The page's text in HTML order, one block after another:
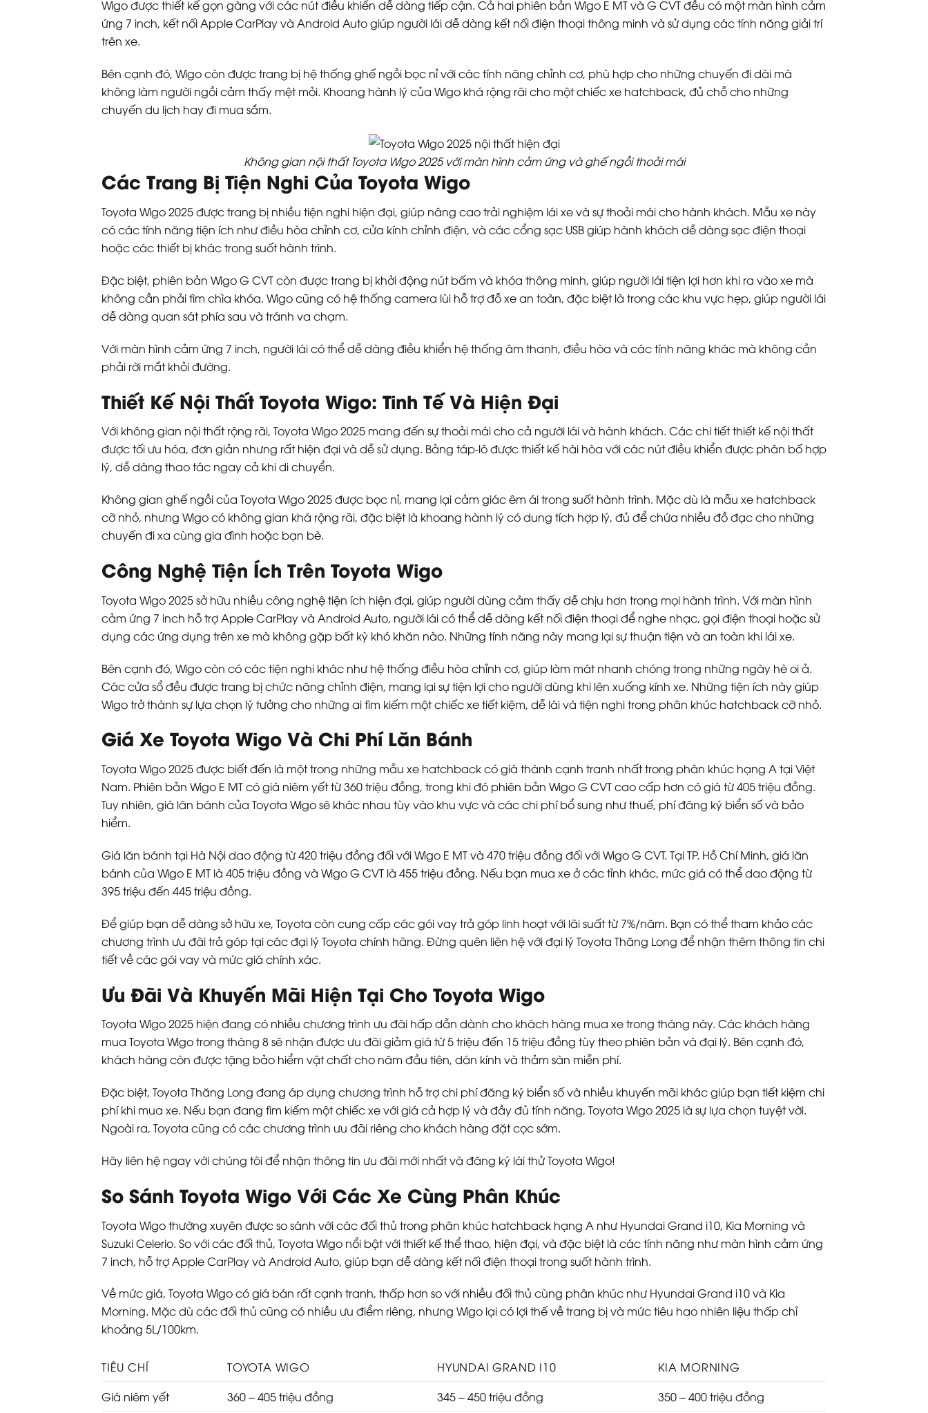
Wigo được thiết kế gọn gàng với các nút điều khiển dễ dàng tiếp cận. Cả hai phiên bản Wigo E MT và G CVT đều có một màn hình cảm
ứng 7 inch, kết nối Apple CarPlay và Android Auto giúp người lái dễ dàng kết nối điện thoại thông minh và sử dụng các tính năng giải trí
trên xe.
Bên cạnh đó, Wigo còn được trang bị hệ thống ghế ngồi bọc nỉ với các tính năng chỉnh cơ, phù hợp cho những chuyến đi dài mà
không làm người ngồi cảm thấy mệt mỏi. Khoang hành lý của Wigo khá rộng rãi cho một chiếc xe hatchback, đủ chỗ cho những
chuyến du lịch hay đi mua sắm.
Không gian nội thất Toyota Wigo 2025 với màn hình cảm ứng và ghế ngồi thoải mái
Các Trang Bị Tiện Nghi Của Toyota Wigo
Toyota Wigo 2025 được trang bị nhiều tiện nghi hiện đại, giúp nâng cao trải nghiệm lái xe và sự thoải mái cho hành khách. Mẫu xe này
có các tính năng tiện ích như điều hòa chỉnh cơ, cửa kính chỉnh điện, và các cổng sạc USB giúp hành khách dễ dàng sạc điện thoại
hoặc các thiết bị khác trong suốt hành trình.
Đặc biệt, phiên bản Wigo G CVT còn được trang bị khởi động nút bấm và khóa thông minh, giúp người lái tiện lợi hơn khi ra vào xe mà
không cần phải tìm chìa khóa. Wigo cũng có hệ thống camera lùi hỗ trợ đỗ xe an toàn, đặc biệt là trong các khu vực hẹp, giúp người lái
dễ dàng quan sát phía sau và tránh va chạm.
Với màn hình cảm ứng 7 inch, người lái có thể dễ dàng điều khiển hệ thống âm thanh, điều hòa và các tính năng khác mà không cần
phải rời mắt khỏi đường.
Thiết Kế Nội Thất Toyota Wigo: Tinh Tế Và Hiện Đại
Với không gian nội thất rộng rãi, Toyota Wigo 2025 mang đến sự thoải mái cho cả người lái và hành khách. Các chi tiết thiết kế nội thất
được tối ưu hóa, đơn giản nhưng rất hiện đại và dễ sử dụng. Bảng táp-lô được thiết kế hài hòa với các nút điều khiển được phân bố hợp
lý, dễ dàng thao tác ngay cả khi di chuyển.
Không gian ghế ngồi của Toyota Wigo 2025 được bọc nỉ, mang lại cảm giác êm ái trong suốt hành trình. Mặc dù là mẫu xe hatchback
cỡ nhỏ, nhưng Wigo có không gian khá rộng rãi, đặc biệt là khoang hành lý có dung tích hợp lý, đủ để chứa nhiều đồ đạc cho những
chuyến đi xa cùng gia đình hoặc bạn bè.
Công Nghệ Tiện Ích Trên Toyota Wigo
Toyota Wigo 2025 sở hữu nhiều công nghệ tiện ích hiện đại, giúp người dùng cảm thấy dễ chịu hơn trong mọi hành trình. Với màn hình
cảm ứng 7 inch hỗ trợ Apple CarPlay và Android Auto, người lái có thể dễ dàng kết nối điện thoại để nghe nhạc, gọi điện thoại hoặc sử
dụng các ứng dụng trên xe mà không gặp bất kỳ khó khăn nào. Những tính năng này mang lại sự thuận tiện và an toàn khi lái xe.
Bên cạnh đó, Wigo còn có các tiện nghi khác như hệ thống điều hòa chỉnh cơ, giúp làm mát nhanh chóng trong những ngày hè oi ả.
Các cửa sổ đều được trang bị chức năng chỉnh điện, mang lại sự tiện lợi cho người dùng khi lên xuống kính xe. Những tiện ích này giúp
Wigo trở thành sự lựa chọn lý tưởng cho những ai tìm kiếm một chiếc xe tiết kiệm, dễ lái và tiện nghi trong phân khúc hatchback cỡ nhỏ.
Giá Xe Toyota Wigo Và Chi Phí Lăn Bánh
Toyota Wigo 2025 được biết đến là một trong những mẫu xe hatchback có giá thành cạnh tranh nhất trong phân khúc hạng A tại Việt
Nam. Phiên bản Wigo E MT có giá niêm yết từ 360 triệu đồng, trong khi đó phiên bản Wigo G CVT cao cấp hơn có giá từ 405 triệu đồng.
Tuy nhiên, giá lăn bánh của Toyota Wigo sẽ khác nhau tùy vào khu vực và các chi phí bổ sung như thuế, phí đăng ký biển số và bảo
hiểm.
Giá lăn bánh tại Hà Nội dao động từ 420 triệu đồng đối với Wigo E MT và 470 triệu đồng đối với Wigo G CVT. Tại TP. Hồ Chí Minh, giá lăn
bánh của Wigo E MT là 405 triệu đồng và Wigo G CVT là 455 triệu đồng. Nếu bạn mua xe ở các tỉnh khác, mức giá có thể dao động từ
395 triệu đến 445 triệu đồng.
Để giúp bạn dễ dàng sở hữu xe, Toyota còn cung cấp các gói vay trả góp linh hoạt với lãi suất từ 7%/năm. Bạn có thể tham khảo các
chương trình ưu đãi trả góp tại các đại lý Toyota chính hãng. Đừng quên liên hệ với đại lý Toyota Thăng Long để nhận thêm thông tin chi
tiết về các gói vay và mức giá chính xác.
Ưu Đãi Và Khuyến Mãi Hiện Tại Cho Toyota Wigo
Toyota Wigo 2025 hiện đang có nhiều chương trình ưu đãi hấp dẫn dành cho khách hàng mua xe trong tháng này. Các khách hàng
mua Toyota Wigo trong tháng 8 sẽ nhận được ưu đãi giảm giá từ 5 triệu đến 15 triệu đồng tùy theo phiên bản và đại lý. Bên cạnh đó,
khách hàng còn được tặng bảo hiểm vật chất cho năm đầu tiên, dán kính và thảm sàn miễn phí.
Đặc biệt, Toyota Thăng Long đang áp dụng chương trình hỗ trợ chi phí đăng ký biển số và nhiều khuyến mãi khác giúp bạn tiết kiệm chi
phí khi mua xe. Nếu bạn đang tìm kiếm một chiếc xe với giá cả hợp lý và đầy đủ tính năng, Toyota Wigo 2025 là sự lựa chọn tuyệt vời.
Ngoài ra, Toyota cũng có các chương trình ưu đãi riêng cho khách hàng đặt cọc sớm.
Hãy liên hệ ngay với chúng tôi để nhận thông tin ưu đãi mới nhất và đăng ký lái thử Toyota Wigo!
So Sánh Toyota Wigo Với Các Xe Cùng Phân Khúc
Toyota Wigo thường xuyên được so sánh với các đối thủ trong phân khúc hatchback hạng A như Hyundai Grand i10, Kia Morning và
Suzuki Celerio. So với các đối thủ, Toyota Wigo nổi bật với thiết kế thể thao, hiện đại, và đặc biệt là các tính năng như màn hình cảm ứng
7 inch, hỗ trợ Apple CarPlay và Android Auto, giúp bạn dễ dàng kết nối điện thoại trong suốt hành trình.
Về mức giá, Toyota Wigo có giá bán rất cạnh tranh, thấp hơn so với nhiều đối thủ cùng phân khúc như Hyundai Grand i10 và Kia
Morning. Mặc dù các đối thủ cũng có nhiều ưu điểm riêng, nhưng Wigo lại có lợi thế về trang bị và mức tiêu hao nhiên liệu thấp chỉ
khoảng 5L/100km.
TIÊU CHÍ TOYOTA WIGO HYUNDAI GRAND I10
KIA MORNING
Giá niêm yết
360 – 405 triệu đồng 345 – 450 triệu đồng 350 – 400 triệu đồng